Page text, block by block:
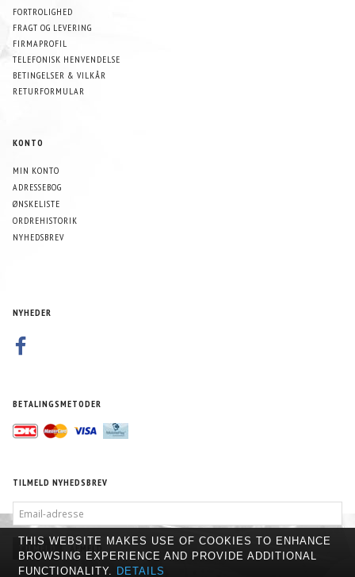
FORTROLIGHED
FRAGT OG LEVERING
FIRMAPROFIL
TELEFONISK HENVENDELSE
BETINGELSER & VILKÅR
RETURFORMULAR
KONTO
MIN KONTO
ADRESSEBOG
ØNSKELISTE
ORDREHISTORIK
NYHEDSBREV
NYHEDER
BETALINGSMETODER
TILMELD NYHEDSBREV
ADRESSE
TILMELD AFMELD
THIS WEBSITE MAKES USE OF COOKIES TO ENHANCE
BROWSING EXPERIENCE AND PROVIDE ADDITIONAL
FUNCTIONALITY. DETAILS